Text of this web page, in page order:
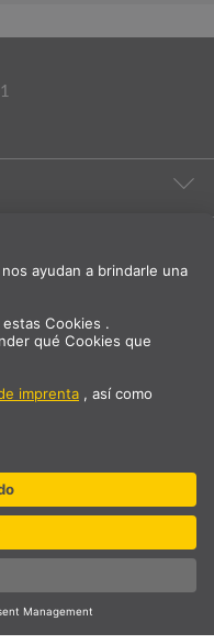
país
Precio solo para clientes
rights reserved
Protección de datos